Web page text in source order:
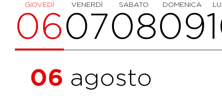
GIOVEDÌ
06 VENERDÌ
07 SABATO
08 DOMENICA
09
06 agosto